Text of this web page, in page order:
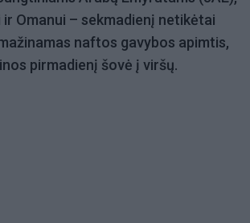
ir Omanui – sekmadienį netikėtai
naftos gavybos apimtis,
pirmadienį šovė į viršų.